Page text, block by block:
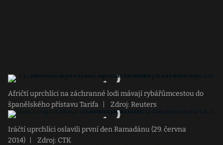
Afričtí uprchlíci na záchranné lodi mávají rybářůmcestou do
španělského přístavu Tarifa
Zdroj: Reuters
Iráčtí uprchlíci oslavili první den Ramadánu (29. června
2014)
Zdroj: CTK